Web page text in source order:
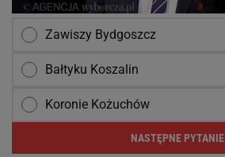
Zawiszy Bydgoszcz
Bałtyku Koszalin
Koronie Kożuchów
NASTĘPNE PYTANIE